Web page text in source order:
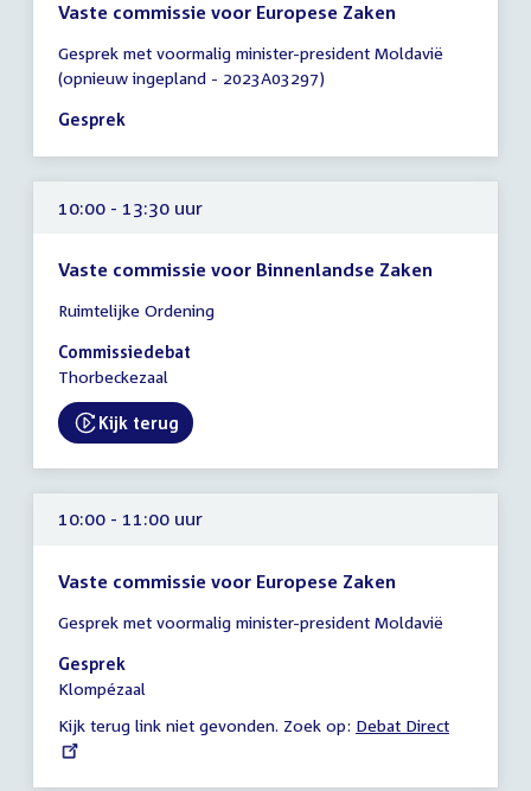
Vaste commissie voor Europese Zaken
vergadering
10:00
-
uur
Gesprek met voormalig minister-president Moldavië
(opnieuw ingepland - 2023A03297)
Gesprek
10:00 - 13:30 uur
Vaste commissie voor Binnenlandse Zaken
vergadering
10:00
-
uur
Ruimtelijke Ordening
Commissiedebat
Thorbeckezaal
External link:
Kijk terug
10:00 - 11:00 uur
Vaste commissie voor Europese Zaken
vergadering
10:00
-
11:00
uur
Gesprek met voormalig minister-president Moldavië
Gesprek
Klompézaal
Kijk terug link niet gevonden. Zoek op: External
Debat Direct